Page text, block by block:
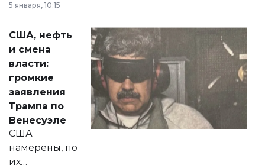
сразу несколько
актуальных тем —
от слухов о
политических
реформах до
вопросов армии,
экономики и
личного здоровья.
5 января, 10:15
США, нефть
и смена
власти:
громкие
заявления
Трампа по
Венесуэле
США
намерены, по
их